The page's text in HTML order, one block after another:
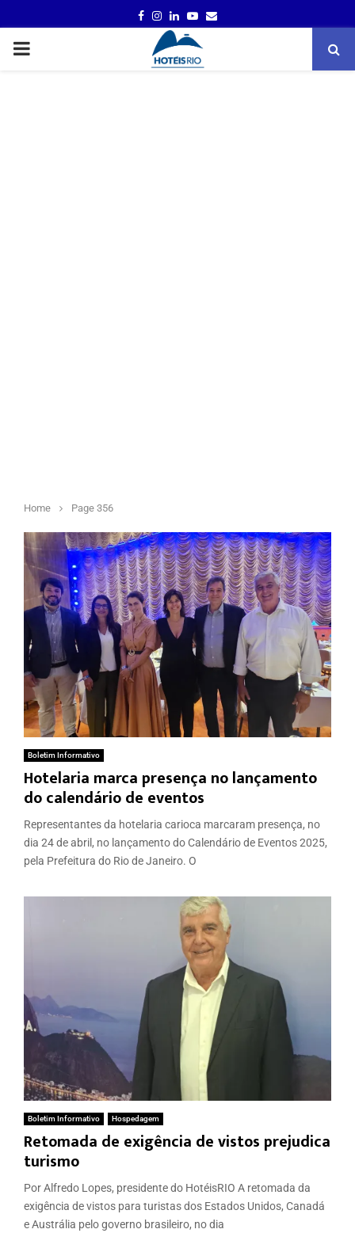
Home Page 356
Boletim Informativo
Hotelaria marca presença no lançamento
do calendário de eventos
Representantes da hotelaria carioca marcaram presença, no
dia 24 de abril, no lançamento do Calendário de Eventos 2025,
pela Prefeitura do Rio de Janeiro. O
Boletim Informativo Hospedagem
Retomada de exigência de vistos prejudica
turismo
Por Alfredo Lopes, presidente do HotéisRIO A retomada da
exigência de vistos para turistas dos Estados Unidos, Canadá
e Austrália pelo governo brasileiro, no dia